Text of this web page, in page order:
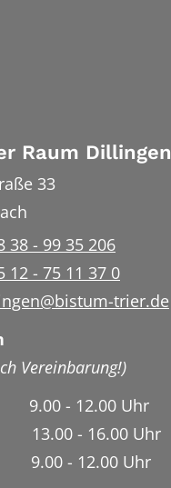
Raum Dillingen
33
38 - 99 35 206
12 - 75 11 37 0
trier.de
Vereinbarung!)
- 12.00 Uhr
- 16.00 Uhr
9.00 - 12.00 Uhr